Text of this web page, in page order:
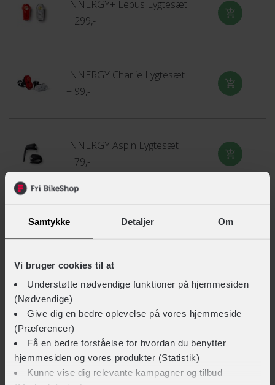
Samtykke Detaljer Om
Vi bruger cookies til at
Understøtte nødvendige funktioner på hjemmesiden
(Nødvendige)
Give dig en bedre oplevelse på vores hjemmeside
(Præferencer)
Få en bedre forståelse for hvordan du benytter
hjemmesiden og vores produkter (Statistik)
Kunne vise dig relevante kampagner og tilbud
med høj risiko for tyveri.
INNERGY+ Lepus Lygtesæt
+ 299,-
INNERGY Charlie Lygtesæt
+ 99,-
INNERGY Aspin Lygtesæt
+ 79,-
INNERGY Ringeklokke m/EasyFix
INNERGY Kædeolie tør
+ 79,-
INNERGY Kædeolie våd
+ 79,-